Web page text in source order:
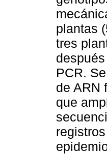
plantas
tres
PCR.
de ARN
que